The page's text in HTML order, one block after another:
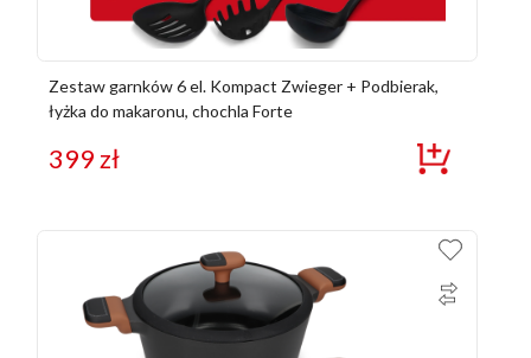
Zestaw garnków 6 el. Kompact Zwieger + Podbierak,
łyżka do makaronu, chochla Forte
399zł